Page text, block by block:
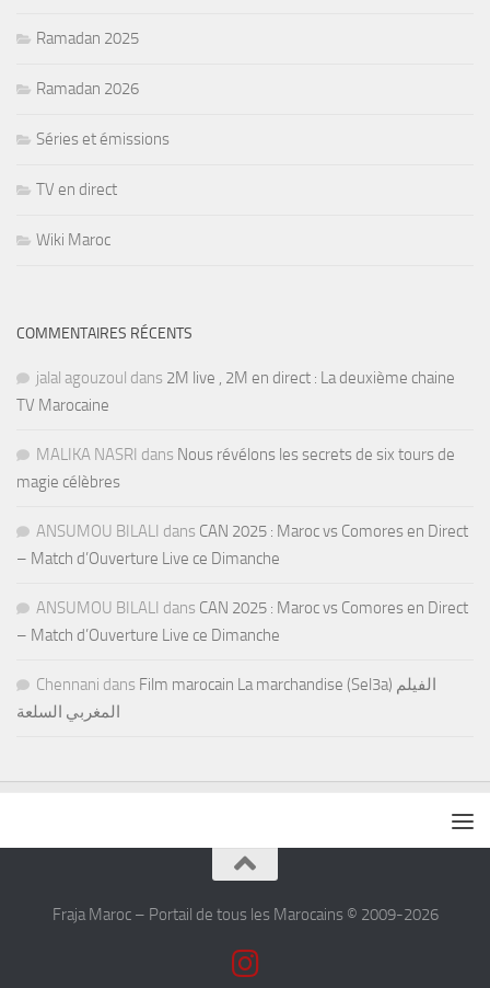
Ramadan 2025
Ramadan 2026
Séries et émissions
TV en direct
Wiki Maroc
COMMENTAIRES RÉCENTS
jalal agouzoul dans 2M live , 2M en direct : La deuxième chaine
TV Marocaine
MALIKA NASRI dans Nous révélons les secrets de six tours de
magie célèbres
ANSUMOU BILALI dans CAN 2025 : Maroc vs Comores en Direct
– Match d’Ouverture Live ce Dimanche
ANSUMOU BILALI dans CAN 2025 : Maroc vs Comores en Direct
– Match d’Ouverture Live ce Dimanche
Chennani dans Film marocain La marchandise (Sel3a) الفيلم
المغربي السلعة
Fraja Maroc – Portail de tous les Marocains © 2009-2026